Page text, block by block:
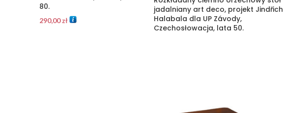
80.
290,00zł
jadalniany art deco, projekt Jindřich
Halabala dla UP Závody,
Czechosłowacja, lata 50.